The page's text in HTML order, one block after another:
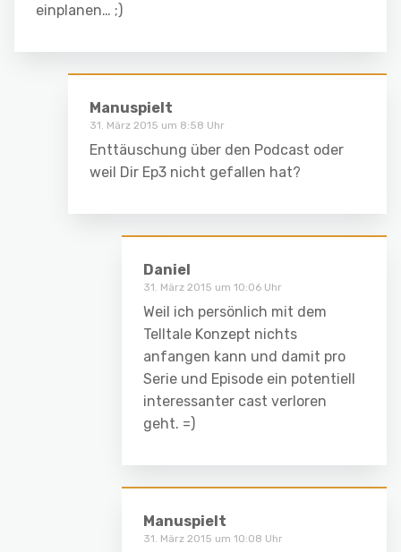
einplanen… ;)
Manuspielt
31. März 2015 um 8:58 Uhr
Enttäuschung über den Podcast oder
weil Dir Ep3 nicht gefallen hat?
Daniel
31. März 2015 um 10:06 Uhr
Weil ich persönlich mit dem
Telltale Konzept nichts
anfangen kann und damit pro
Serie und Episode ein potentiell
interessanter cast verloren
geht. =)
Manuspielt
31. März 2015 um 10:08 Uhr